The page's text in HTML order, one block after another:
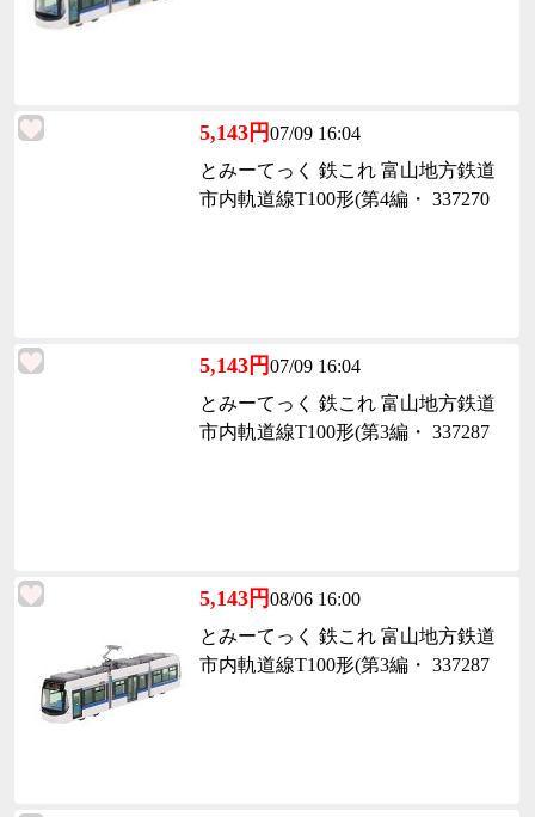
5,143円07/09 16:04
とみーてっく 鉄これ 富山地方鉄道
市内軌道線T100形(第4編・ 337270
5,143円07/09 16:04
とみーてっく 鉄これ 富山地方鉄道
市内軌道線T100形(第3編・ 337287
5,143円08/06 16:00
とみーてっく 鉄これ 富山地方鉄道
市内軌道線T100形(第3編・ 337287